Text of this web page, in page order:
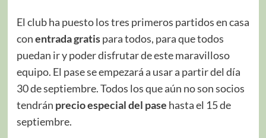
El club ha puesto los tres primeros partidos en casa
conentrada gratispara todos, para que todos
puedan ir y poder disfrutar de este maravilloso
equipo. El pase se empezará a usar a partir del día
30 de septiembre. Todos los que aún no son socios
tendrán precio especial del pase hasta el 15 de
septiembre.